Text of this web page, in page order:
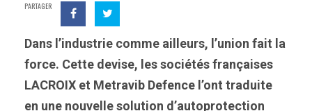
PARTAGER
Dans l’industrie comme ailleurs, l’union fait la
force. Cette devise, les sociétés françaises
LACROIX et Metravib Defence l’ont traduite
en une nouvelle solution d’autoprotection